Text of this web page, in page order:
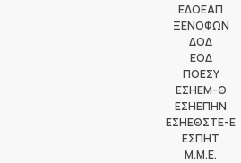
ΕΔΟΕΑΠ
ΞΕΝΟΦΩΝ
ΔΟΔ
ΕΟΔ
ΠΟΕΣΥ
ΕΣΗΕΜ-Θ
ΕΣΗΕΠΗΝ
ΕΣΗΕΘΣΤΕ-Ε
ΕΣΠΗΤ
M.M.E.